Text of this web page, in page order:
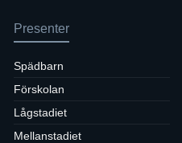
Presenter
Spädbarn
Förskolan
Lågstadiet
Mellanstadiet